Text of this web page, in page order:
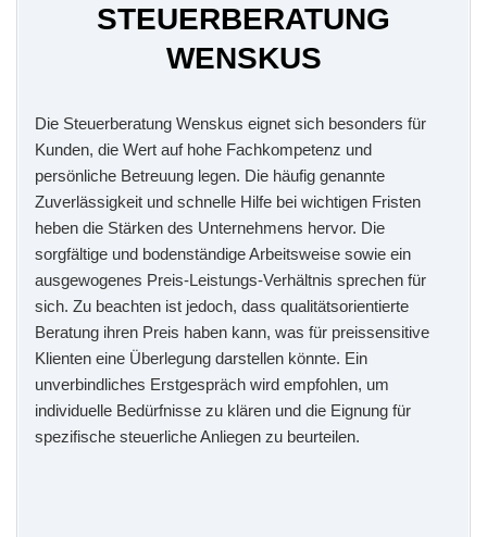
STEUERBERATUNG
WENSKUS
Die Steuerberatung Wenskus eignet sich besonders für
Kunden, die Wert auf hohe Fachkompetenz und
persönliche Betreuung legen. Die häufig genannte
Zuverlässigkeit und schnelle Hilfe bei wichtigen Fristen
heben die Stärken des Unternehmens hervor. Die
sorgfältige und bodenständige Arbeitsweise sowie ein
ausgewogenes Preis-Leistungs-Verhältnis sprechen für
sich. Zu beachten ist jedoch, dass qualitätsorientierte
Beratung ihren Preis haben kann, was für preissensitive
Klienten eine Überlegung darstellen könnte. Ein
unverbindliches Erstgespräch wird empfohlen, um
individuelle Bedürfnisse zu klären und die Eignung für
spezifische steuerliche Anliegen zu beurteilen.